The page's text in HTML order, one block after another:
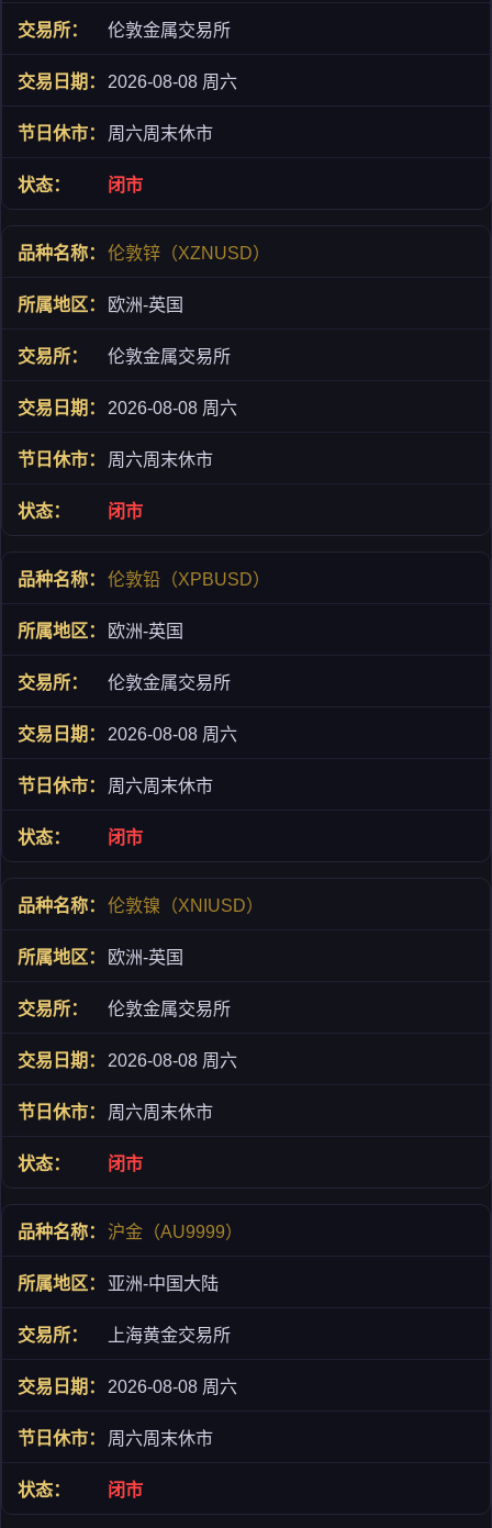
伦敦金属交易所
2026-08-08 周六
周六周末休市
闭市
伦敦锌（XZNUSD）
欧洲-英国
伦敦金属交易所
2026-08-08 周六
周六周末休市
闭市
伦敦铅（XPBUSD）
欧洲-英国
伦敦金属交易所
2026-08-08 周六
周六周末休市
闭市
伦敦镍（XNIUSD）
欧洲-英国
伦敦金属交易所
2026-08-08 周六
周六周末休市
闭市
沪金（AU9999）
亚洲-中国大陆
上海黄金交易所
2026-08-08 周六
周六周末休市
闭市